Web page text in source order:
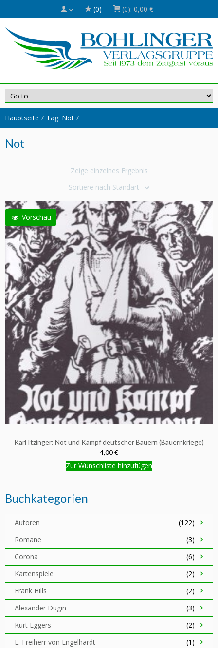
(0) (0): 0,00 €
Hauptseite Tag: Not
Not
Zeige einzelnes Ergebnis
Sortiere nach Standart
Vorschau
Karl Itzinger: Not und Kampf deutscher Bauern (Bauernkriege)
4,00 €
Zur Wunschliste hinzufügen
Buchkategorien
Autoren
(122)
Romane
(3)
Corona
(6)
Kartenspiele
(2)
Frank Hills
(2)
Alexander Dugin
(3)
Kurt Eggers
(2)
E. Freiherr von Engelhardt
(1)